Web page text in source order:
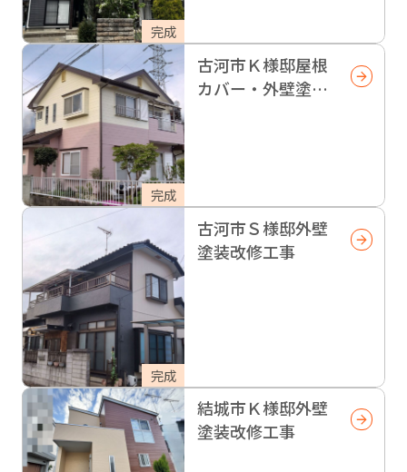
完成
完成
古河市Ｋ様邸屋根
カバー・外壁塗装
完成
古河市Ｓ様邸外壁
塗装改修工事
結城市Ｋ様邸外壁
塗装改修工事